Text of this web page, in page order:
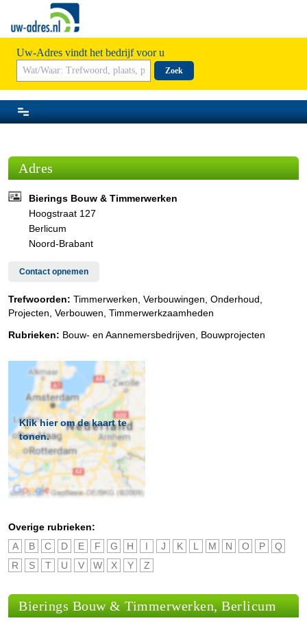
Uw-Adres vindt het bedrijf voor u
Zoek
Adres
Bierings Bouw & Timmerwerken
Hoogstraat 127
Berlicum
Noord-Brabant
Contact opnemen
Trefwoorden: Timmerwerken, Verbouwingen, Onderhoud,
Projecten, Verbouwen, Timmerwerkzaamheden
Rubrieken: Bouw- en Aannemersbedrijven Bouwprojecten
Klik hier om de kaart te
tonen.
Overige rubrieken:
A
B C D E F G H I J K L M N O P
Q
R
S T U V W X Y Z
Bierings Bouw & Timmerwerken, Berlicum